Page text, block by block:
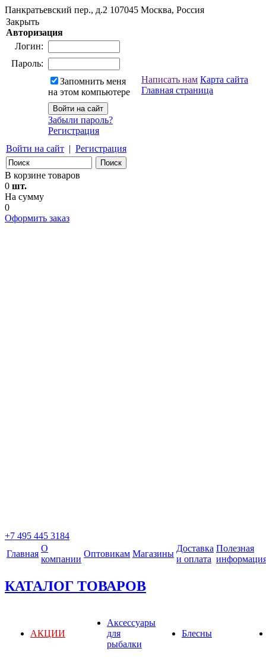
Панкратьевский пер., д.2 107045 Москва, Россия
Закрыть
Авторизация
Логин:
Пароль:
Запомнить меня
на этом компьютере
Забыли пароль?
Регистрация
Войти на сайт | Регистрация
Написать нам Карта сайта
Главная страница
В корзине товаров
0 шт.
На сумму
0
Оформить заказ
+7 495 445 3184
Главная
О
компании
Оптовикам Магазины
Доставка
и оплата
Полезная
КАТАЛОГ ТОВАРОВ
АКЦИИ
Аксессуары
для
рыбалки
Блесны